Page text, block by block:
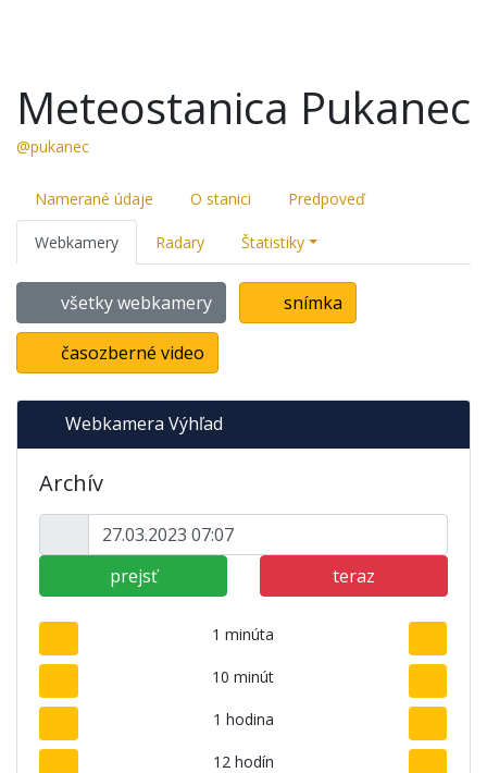
Meteostanica Pukanec
@pukanec
Namerané údaje O stanici Predpoveď
Webkamery Radary Štatistiky
všetky webkamery snímka
časozberné video
Webkamera Výhľad
Archív
prejsť teraz
1 minúta
10 minút
1 hodina
12 hodín